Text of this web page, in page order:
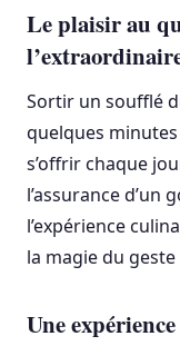
Le plaisir au
Sortir un soufflé
quelques
s’offrir chaque
l’assurance
l’expérience
la magie du geste
Une